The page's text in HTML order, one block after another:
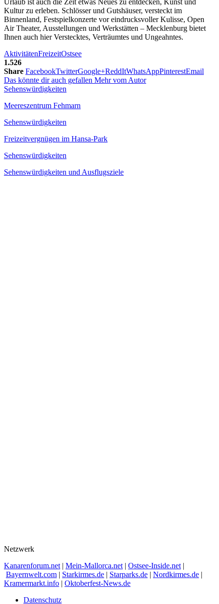
Kultur zu erleben. Schlösser und Gutshäuser, versteckt im
Binnenland, Festspielkonzerte vor eindrucksvoller Kulisse, Open
Air Theater, Ausstellungen und Werkstätten – Mecklenburg bietet
Ihnen auch hier Verstecktes, Verträumtes und Ungeahntes.
AktivitätenFreizeitOstsee
1.526
Share FacebookTwitterGoogle+ReddItWhatsAppPinterestEmail
Das könnte dir auch gefallen Mehr vom Autor
Sehenswürdigkeiten
Meereszentrum Fehmarn
Sehenswürdigkeiten
Freizeitvergnügen im Hansa-Park
Sehenswürdigkeiten
Sehenswürdigkeiten und Ausflugsziele
Netzwerk
Kanarenforum.net | Mein-Mallorca.net | Ostsee-Inside.net |
Bayernwelt.com | Starkirmes.de | Starparks.de | Nordkirmes.de |
Kramermarkt.info | Oktoberfest-News.de
Datenschutz